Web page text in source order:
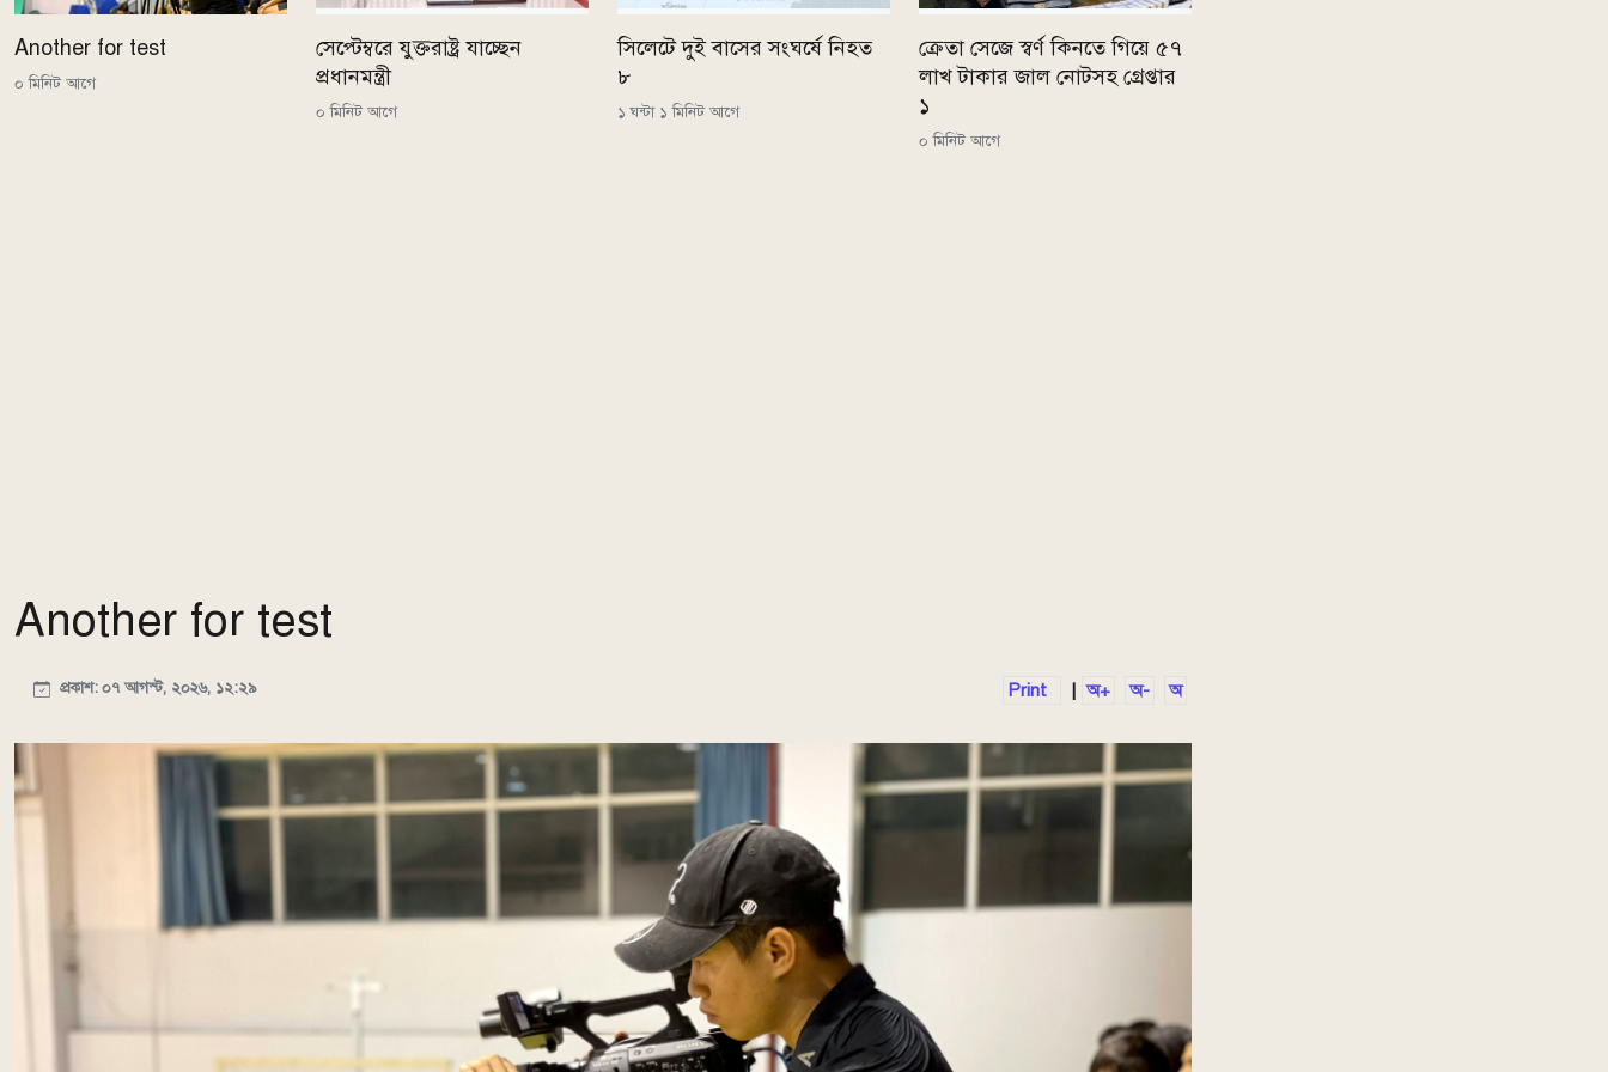
Another for test
০ মিনিট আগে
সেপ্টেম্বরে যুক্তরাষ্ট্র যাচ্ছেন
প্রধানমন্ত্রী
০ মিনিট আগে
সিলেটে দুই বাসের সংঘর্ষে নিহত
৮
১ ঘন্টা ১ মিনিট আগে
ক্রেতা সেজে স্বর্ণ কিনতে গিয়ে ৫৭
লাখ টাকার জাল নোটসহ গ্রেপ্তার
১
০ মিনিট আগে
Another for test
প্রকাশ: ০৭ আগস্ট, ২০২৬, ১২:২৯ Print অ+ অ- অ